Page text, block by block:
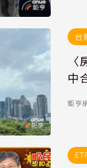
台
中
鉅亨